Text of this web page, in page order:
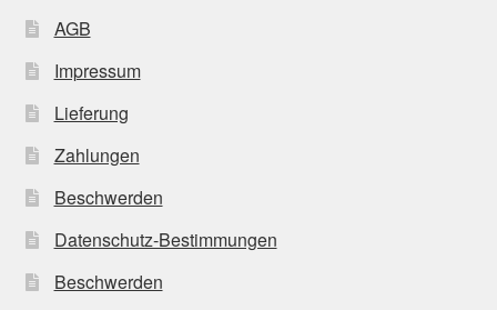
AGB
Impressum
Lieferung
Zahlungen
Beschwerden
Datenschutz-Bestimmungen
Beschwerden